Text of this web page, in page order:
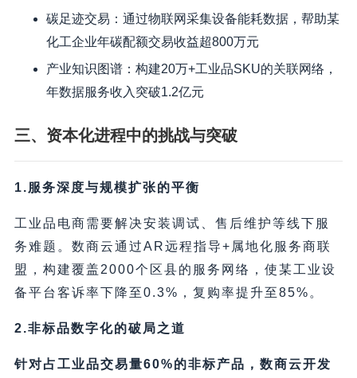
碳足迹交易：通过物联网采集设备能耗数据，帮助某
化工企业年碳配额交易收益超800万元
产业知识图谱：构建20万+工业品SKU的关联网络，
年数据服务收入突破1.2亿元
三、资本化进程中的挑战与突破
1.服务深度与规模扩张的平衡
工业品电商需要解决安装调试、售后维护等线下服
务难题。数商云通过AR远程指导+属地化服务商联
盟，构建覆盖2000个区县的服务网络，使某工业设
备平台客诉率下降至0.3%，复购率提升至85%。
2.非标品数字化的破局之道
针对占工业品交易量60%的非标产品，数商云开发